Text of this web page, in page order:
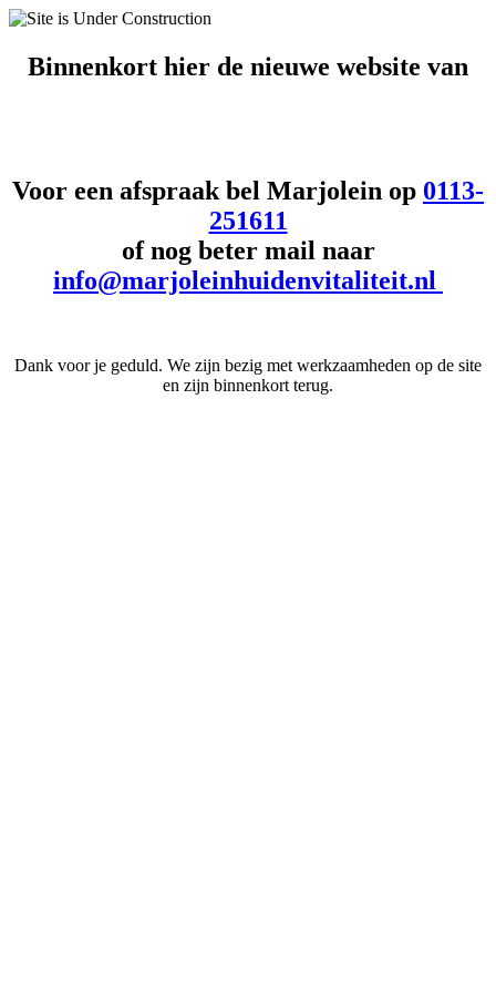
Binnenkort hier de nieuwe website van
Voor een afspraak bel Marjolein op 0113-
251611
of nog beter mail naar
info@marjoleinhuidenvitaliteit.nl
Dank voor je geduld. We zijn bezig met werkzaamheden op de site
en zijn binnenkort terug.